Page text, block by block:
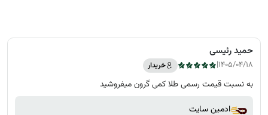
حمید رئیسی
1405/04/18
| خریدار
به نسبت قیمت رسمی طلا کمی گرون میفروشید
ادمین سایت